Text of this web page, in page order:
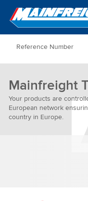
Go to Home
Mainfreight
Your products are
European network
country in Europe.